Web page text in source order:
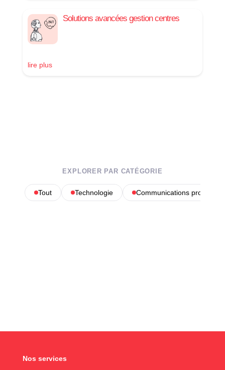
Solutions avancées gestion centres
lire plus
EXPLORER PAR CATÉGORIE
Tout Technologie Communications
Nos services